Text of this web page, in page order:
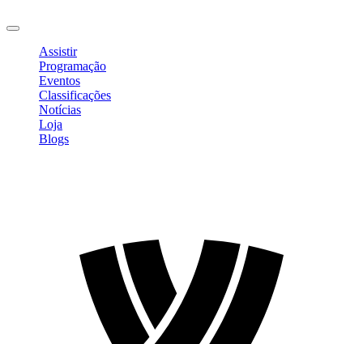
Assistir
Programação
Eventos
Classificações
Notícias
Loja
Blogs